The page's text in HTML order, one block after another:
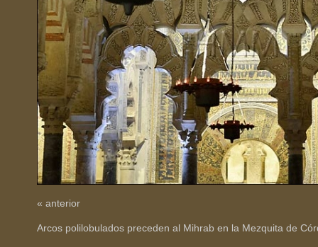
« anterior
Arcos polilobulados preceden al Mihrab en la Mezquita de